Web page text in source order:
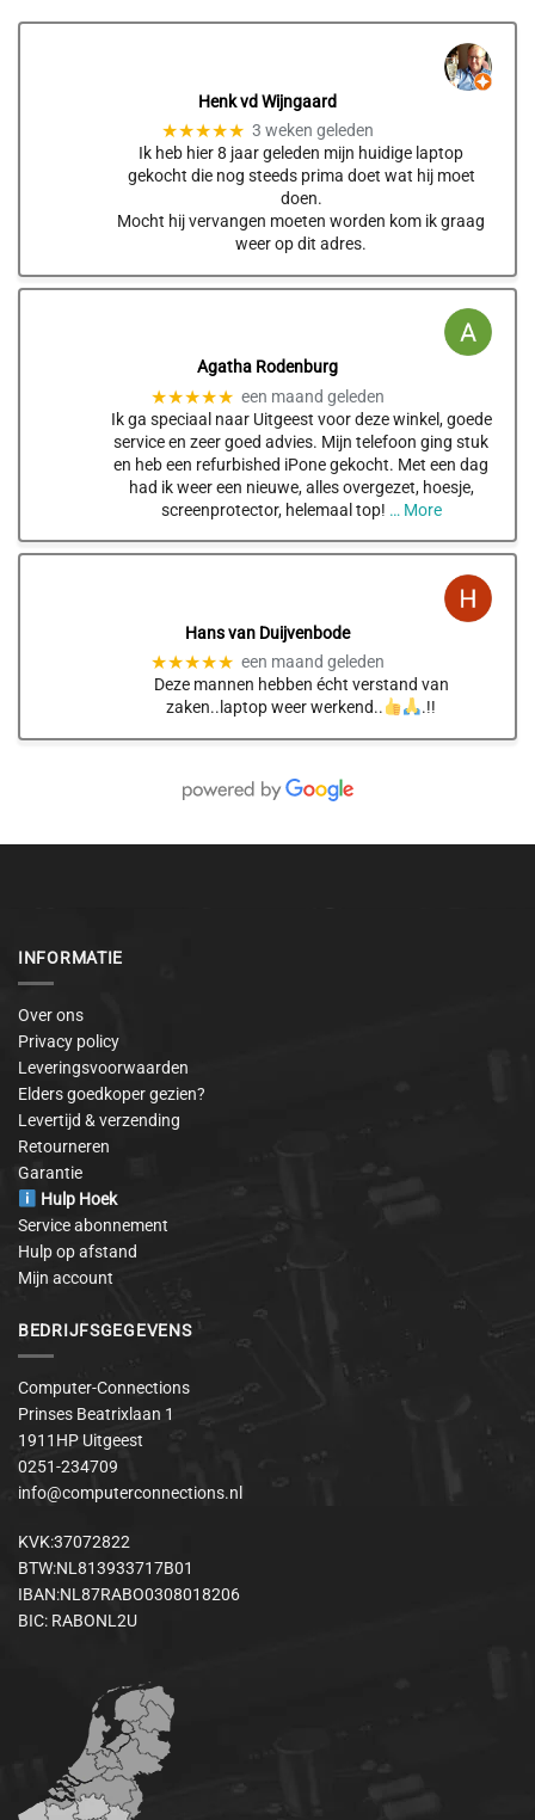
Henk vd Wijngaard
★★★★★ 3 weken geleden
Ik heb hier 8 jaar geleden mijn huidige laptop
gekocht die nog steeds prima doet wat hij moet
doen.
Mocht hij vervangen moeten worden kom ik graag
weer op dit adres.
Agatha Rodenburg
★★★★★ een maand geleden
Ik ga speciaal naar Uitgeest voor deze winkel, goede
service en zeer goed advies. Mijn telefoon ging stuk
en heb een refurbished iPone gekocht. Met een dag
had ik weer een nieuwe, alles overgezet, hoesje,
screenprotector, helemaal top! … More
Hans van Duijvenbode
★★★★★ een maand geleden
Deze mannen hebben écht verstand van
zaken..laptop weer werkend..
.!!
INFORMATIE
Over ons
Privacy policy
Leveringsvoorwaarden
Elders goedkoper gezien?
Levertijd & verzending
Retourneren
Garantie
Hulp Hoek
Service abonnement
Hulp op afstand
Mijn account
BEDRIJFSGEGEVENS
Computer-Connections
Prinses Beatrixlaan 1
1911HP Uitgeest
0251-234709
info@computerconnections.nl
KVK:37072822
BTW:NL813933717B01
IBAN:NL87RABO0308018206
BIC: RABONL2U